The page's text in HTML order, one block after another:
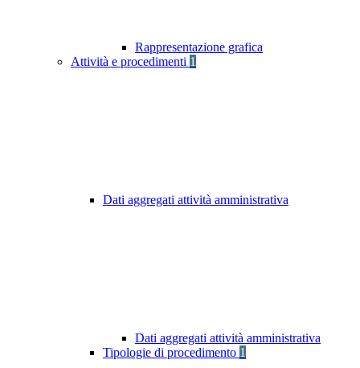
Rappresentazione grafica
Attività e procedimenti 1
Dati aggregati attività amministrativa
Dati aggregati attività amministrativa
Tipologie di procedimento 1